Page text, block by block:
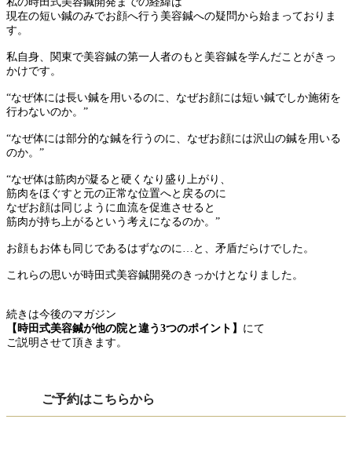
現在の短い鍼のみでお顔へ行う美容鍼への疑問から始まっておりま
す。
私自身、関東で美容鍼の第一人者のもと美容鍼を学んだことがきっ
かけです。
“なぜ体には長い鍼を用いるのに、なぜお顔には短い鍼でしか施術を
行わないのか。”
“なぜ体には部分的な鍼を行うのに、なぜお顔には沢山の鍼を用いる
のか。”
“なぜ体は筋肉が凝ると硬くなり盛り上がり、
筋肉をほぐすと元の正常な位置へと戻るのに
なぜお顔は同じように血流を促進させると
筋肉が持ち上がるという考えになるのか。”
お顔もお体も同じであるはずなのに…と、矛盾だらけでした。
これらの思いが時田式美容鍼開発のきっかけとなりました。
続きは今後のマガジン
【時田式美容鍼が他の院と違う3つのポイント】 にて
ご説明させて頂きます。
ご予約はこちらから